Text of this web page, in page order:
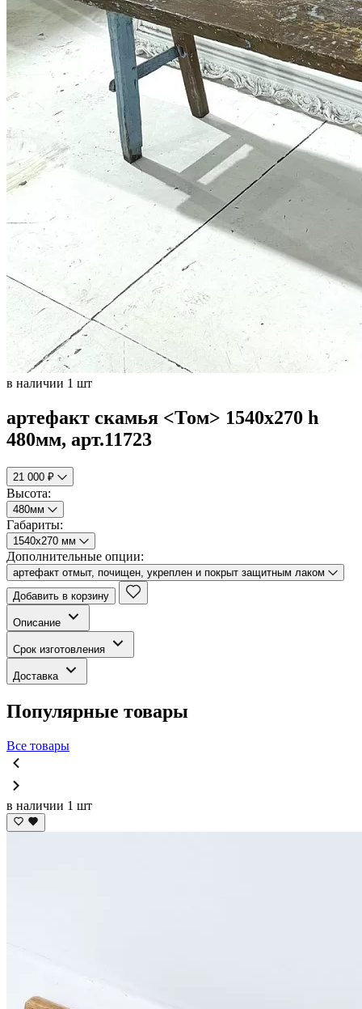
в наличии 1 шт
артефакт скамья <Том> 1540х270 h
480мм, арт.11723
21 000 ₽
Высота:
480мм
Габариты:
1540х270 мм
Дополнительные опции:
артефакт отмыт, почищен, укреплен и покрыт защитным лаком
Добавить в корзину
Описание
Срок изготовления
Доставка
Популярные товары
Все товары
в наличии 1 шт